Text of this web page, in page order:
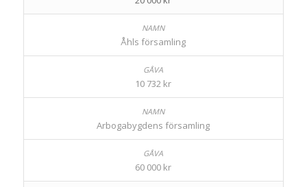
Åhls församling
10 732 kr
Arbogabygdens församling
60 000 kr